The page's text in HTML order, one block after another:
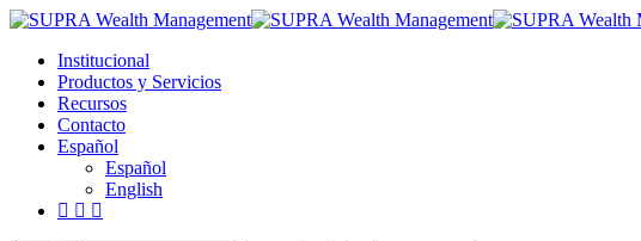
Skip
main
content
Menu
Institucional
Productos y Servicios
Recursos
Contacto
Español
Español
English
facebook
linkedin
instagram